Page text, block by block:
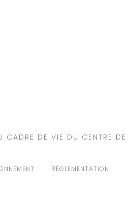
DE VIE DU CENTRE DE
RÉGLEMENTATION